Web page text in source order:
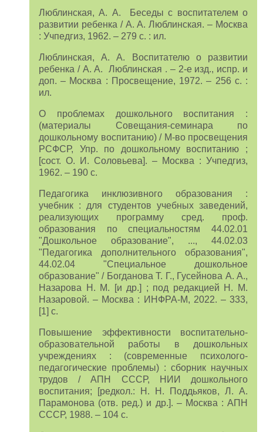
Люблинская, А. А. Беседы с воспитателем о
развитии ребенка / А. А. Люблинская. – Москва
: Учпедгиз, 1962. – 279 с. : ил.
Люблинская, А. А. Воспитателю о развитии
ребенка / А. А. Люблинская . – 2-е изд., испр. и
доп. – Москва : Просвещение, 1972. – 256 с. :
ил.
О проблемах дошкольного воспитания :
(материалы Совещания-семинара по
дошкольному воспитанию) / М-во просвещения
РСФСР, Упр. по дошкольному воспитанию ;
[сост. О. И. Соловьева]. – Москва : Учпедгиз,
1962. – 190 с.
Педагогика инклюзивного образования :
учебник : для студентов учебных заведений,
реализующих программу сред. проф.
образования по специальностям 44.02.01
"Дошкольное образование", ..., 44.02.03
"Педагогика дополнительного образования",
44.02.04 "Специальное дошкольное
образование" / Богданова Т. Г., Гусейнова А. А.,
Назарова Н. М. [и др.] ; под редакцией Н. М.
Назаровой. – Москва : ИНФРА-М, 2022. – 333,
[1] с.
Повышение эффективности воспитательно-
образовательной работы в дошкольных
учреждениях : (современные психолого-
педагогические проблемы) : сборник научных
трудов / АПН СССР, НИИ дошкольного
воспитания; [редкол.: Н. Н. Поддьяков, Л. А.
Парамонова (отв. ред.) и др.]. – Москва : АПН
СССР, 1988. – 104 с.